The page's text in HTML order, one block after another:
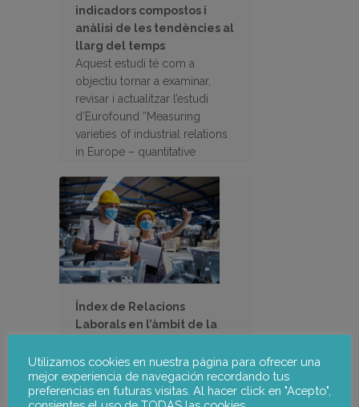
indicadors compostos i
anàlisi de les tendències al
llarg del temps
Aquest estudi té com a
objectiu tornar a examinar,
revisar i actualitzar l’estudi
d’Eurofound “Measuring
varieties of industrial relations
in Europe – quantitative
Índex de Relacions
Laborals en l’àmbit de la
Per desenvolupar el
Baròmetre de SST i diàleg
social, EU-OSHA va encarregar
Utilizamos cookies en nuestra página para ofrecer una
mejor experiencia de navegación recordando tus
preferencias en futuras visitas. Al hacer click en "Acepto",